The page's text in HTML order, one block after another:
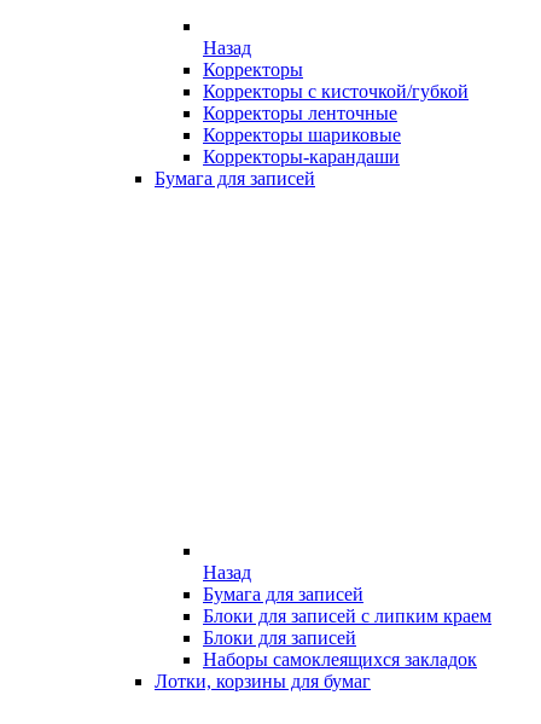
Назад
Корректоры
Корректоры с кисточкой/губкой
Корректоры ленточные
Корректоры шариковые
Корректоры-карандаши
Бумага для записей
Назад
Бумага для записей
Блоки для записей с липким краем
Блоки для записей
Наборы самоклеящихся закладок
Лотки, корзины для бумаг